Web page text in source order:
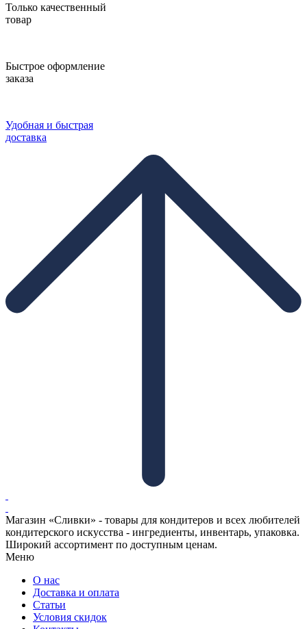
Только качественный
товар
Быстрое оформление
заказа
Удобная и быстрая
доставка
Магазин «Сливки» - товары для кондитеров и всех любителей
кондитерского искусства - ингредиенты, инвентарь, упаковка.
Широкий ассортимент по доступным ценам.
Меню
О нас
Доставка и оплата
Статьи
Условия скидок